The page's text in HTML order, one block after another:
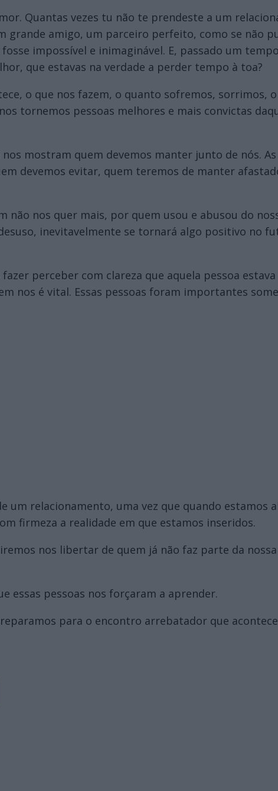
Quantas vezes tu não te prendeste a um
grande amigo, um parceiro perfeito, como se não
impossível e inimaginável. E, passado um
que estavas na verdade a perder tempo à toa?
o que nos fazem, o quanto sofremos, sorrimos,
tornemos pessoas melhores e mais convictas
nos mostram quem devemos manter junto de nós.
devemos evitar, quem teremos de manter
não nos quer mais, por quem usou e abusou do
inevitavelmente se tornará algo positivo no
perceber com clareza que aquela pessoa
nos é vital. Essas pessoas foram importantes
um relacionamento, uma vez que quando estamos
firmeza a realidade em que estamos inseridos.
nos libertar de quem já não faz parte da
essas pessoas nos forçaram a aprender.
para o encontro arrebatador que